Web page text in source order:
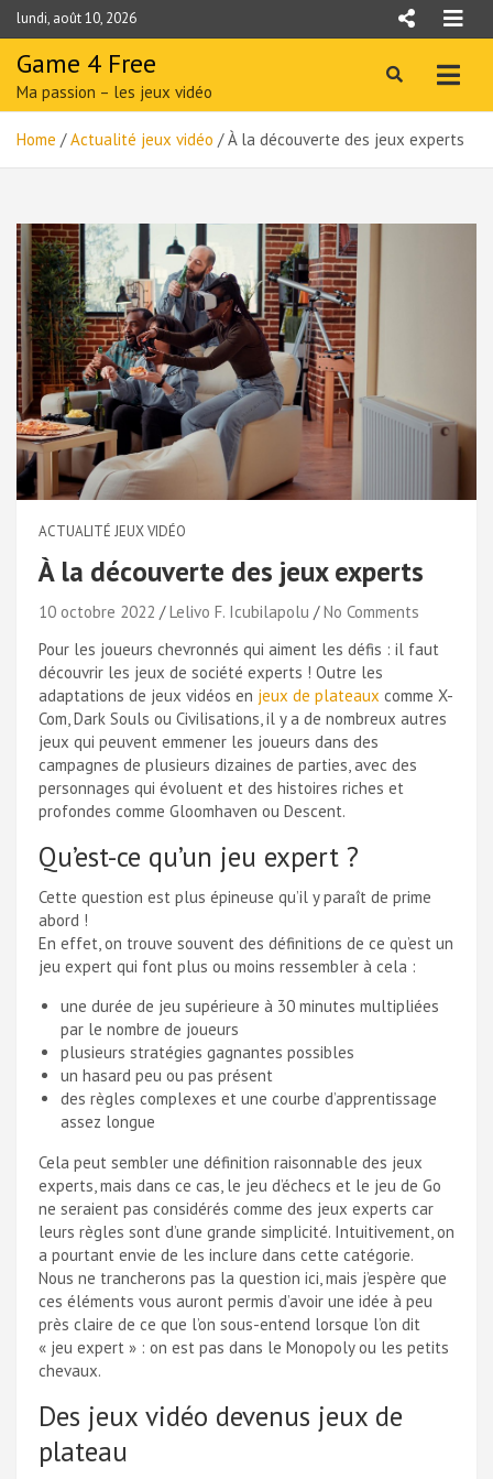
Skip
to
content
lundi, août 10, 2026
Game 4 Free
Ma passion – les jeux vidéo
Home Actualité jeux vidéo À la découverte des jeux experts
ACTUALITÉ JEUX VIDÉO
À la découverte des jeux experts
10 octobre 2022 Lelivo F. Icubilapolu
No Comments
Pour les joueurs chevronnés qui aiment les défis : il faut
découvrir les jeux de société experts ! Outre les
adaptations de jeux vidéos en jeux de plateaux comme X-
Com, Dark Souls ou Civilisations, il y a de nombreux autres
jeux qui peuvent emmener les joueurs dans des
campagnes de plusieurs dizaines de parties, avec des
personnages qui évoluent et des histoires riches et
profondes comme Gloomhaven ou Descent.
Qu’est-ce qu’un jeu expert ?
Cette question est plus épineuse qu’il y paraît de prime
abord !
En effet, on trouve souvent des définitions de ce qu’est un
jeu expert qui font plus ou moins ressembler à cela :
une durée de jeu supérieure à 30 minutes multipliées
par le nombre de joueurs
plusieurs stratégies gagnantes possibles
un hasard peu ou pas présent
des règles complexes et une courbe d’apprentissage
assez longue
Cela peut sembler une définition raisonnable des jeux
experts, mais dans ce cas, le jeu d’échecs et le jeu de Go
ne seraient pas considérés comme des jeux experts car
leurs règles sont d’une grande simplicité. Intuitivement, on
a pourtant envie de les inclure dans cette catégorie.
Nous ne trancherons pas la question ici, mais j’espère que
ces éléments vous auront permis d’avoir une idée à peu
près claire de ce que l’on sous-entend lorsque l’on dit
« jeu expert » : on est pas dans le Monopoly ou les petits
chevaux.
Des jeux vidéo devenus jeux de
plateau